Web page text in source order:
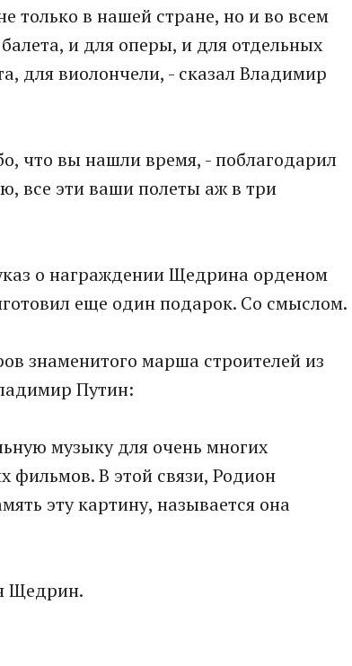
только в нашей стране, но и во всем
и для оперы, и для отдельных
для виолончели, - сказал Владимир
что вы нашли время, - поблагодарил
все эти ваши полеты аж в три
о награждении Щедрина орденом
еще один подарок. Со смыслом.
знаменитого марша строителей из
Путин:
музыку для очень многих
фильмов. В этой связи, Родион
эту картину, называется она
Щедрин.